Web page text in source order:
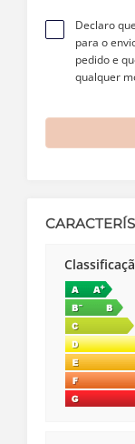
Declaro
para o
pedido e
qualquer